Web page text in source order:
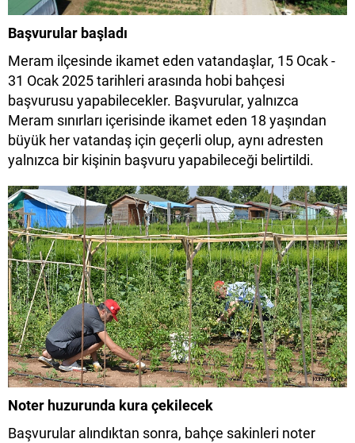
Başvurular başladı
Meram ilçesinde ikamet eden vatandaşlar, 15 Ocak -
31 Ocak 2025 tarihleri arasında hobi bahçesi
başvurusu yapabilecekler. Başvurular, yalnızca
Meram sınırları içerisinde ikamet eden 18 yaşından
büyük her vatandaş için geçerli olup, aynı adresten
yalnızca bir kişinin başvuru yapabileceği belirtildi.
Noter huzurunda kura çekilecek
Başvurular alındıktan sonra, bahçe sakinleri noter